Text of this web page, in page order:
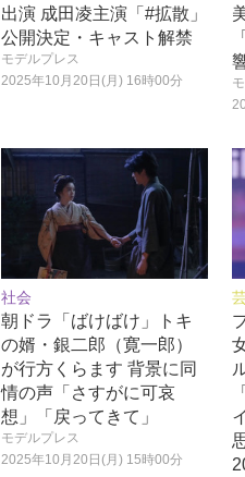
出演 成田凌主演「#拡散」
公開決定・キャスト解禁
モデルプレス
2025年10月20日(月) 16時00分
社会
朝ドラ「ばけばけ」トキ
の婿・銀二郎（寛一郎）
が行方くらます 背景に同
情の声「さすがに可哀
想」「戻ってきて」
モデルプレス
2025年10月20日(月) 15時00分